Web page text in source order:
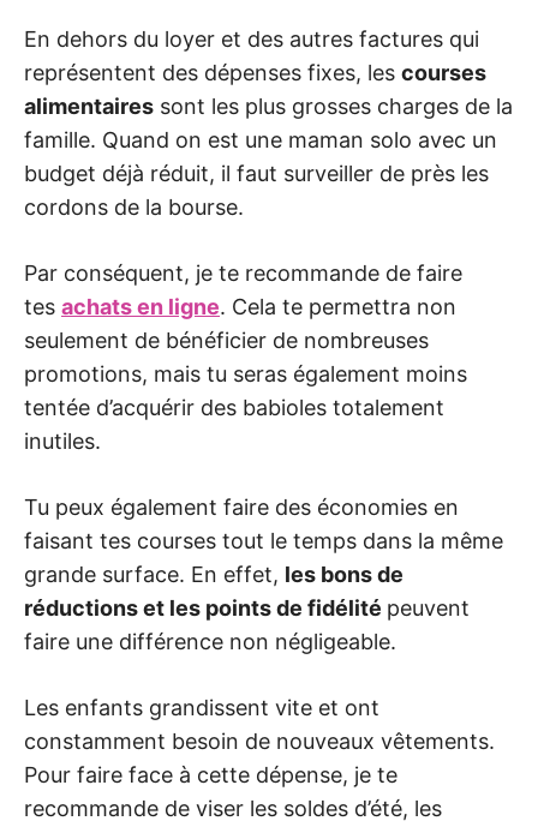
En dehors du loyer et des autres factures qui
représentent des dépenses fixes, les courses
alimentaires sont les plus grosses charges de la
famille. Quand on est une maman solo avec un
budget déjà réduit, il faut surveiller de près les
cordons de la bourse.
Par conséquent, je te recommande de faire
tes achats en ligne. Cela te permettra non
seulement de bénéficier de nombreuses
promotions, mais tu seras également moins
tentée d’acquérir des babioles totalement
inutiles.
Tu peux également faire des économies en
faisant tes courses tout le temps dans la même
grande surface. En effet, les bons de
réductions et les points de fidélité peuvent
faire une différence non négligeable.
Les enfants grandissent vite et ont
constamment besoin de nouveaux vêtements.
Pour faire face à cette dépense, je te
recommande de viser les soldes d’été, les